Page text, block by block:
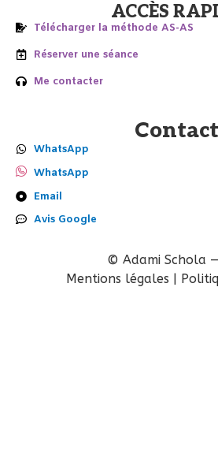
ACCÈS
Télécharger la méthode AS-AS
Réserver une séance
Me contacter
Contact
WhatsApp
WhatsApp
Email
Avis Google
© Adami Schola
Mentions légales |